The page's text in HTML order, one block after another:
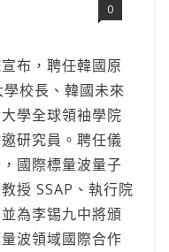
0
布，聘任韓國原
校長、韓國未來
學全球領袖學院
研究員。聘任儀
國際標量波量子
授 SSAP、執行院
為李锡九中將頒
波領域國際合作